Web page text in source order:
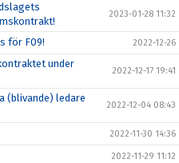
2023-01-28 11:32
för F09! 2022-12-26
under
2022-12-17 19:41
(blivande) ledare
2022-12-04 08:43
2022-11-30 14:36
2022-11-29 11:12